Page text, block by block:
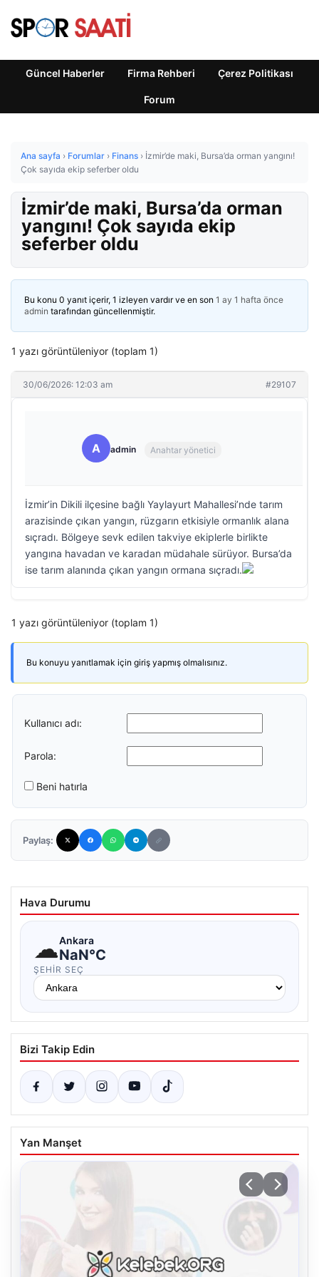
Güncel Haberler Firma Rehberi Çerez Politikası
Forum
Ana sayfa › Forumlar › Finans › İzmir’de maki, Bursa’da orman yangını!
Çok sayıda ekip seferber oldu
İzmir’de maki, Bursa’da orman
yangını! Çok sayıda ekip
seferber oldu
Bu konu 0 yanıt içerir, 1 izleyen vardır ve en son 1 ay 1 hafta önce
admin tarafından güncellenmiştir.
1 yazı görüntüleniyor (toplam 1)
30/06/2026: 12:03 am #29107
A admin Anahtar yönetici
İzmir’in Dikili ilçesine bağlı Yaylayurt Mahallesi’nde tarım
arazisinde çıkan yangın, rüzgarın etkisiyle ormanlık alana
sıçradı. Bölgeye sevk edilen takviye ekiplerle birlikte
yangına havadan ve karadan müdahale sürüyor. Bursa’da
ise tarım alanında çıkan yangın ormana sıçradı.
1 yazı görüntüleniyor (toplam 1)
Bu konuyu yanıtlamak için giriş yapmış olmalısınız.
Kullanıcı adı:
Parola:
Beni hatırla
Paylaş:
Hava Durumu
☁Ankara
NaN°C
ŞEHIR SEÇ
Bizi Takip Edin
Yan Manşet